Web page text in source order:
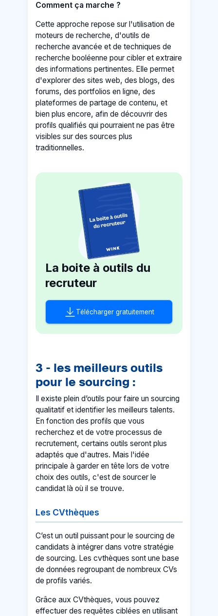
Comment ça marche ?
Cette approche repose sur l'utilisation de
moteurs de recherche, d'outils de
recherche avancée et de techniques de
recherche booléenne pour cibler et extraire
des informations pertinentes. Elle permet
d'explorer des sites web, des blogs, des
forums, des portfolios en ligne, des
plateformes de partage de contenu, et
bien plus encore, afin de découvrir des
profils qualifiés qui pourraient ne pas être
visibles sur des sources plus
traditionnelles.
La boite à outils du
recruteur
Télécharger gratuitement
3 - les meilleurs outils
pour le sourcing :
Il existe plein d’outils pour faire un sourcing
qualitatif et identifier les meilleurs talents.
En fonction des profils que vous
recherchez et de votre processus de
recrutement, certains outils seront plus
adaptés que d'autres. Mais l'idée
principale à garder en tête lors de votre
choix des outils, c'est de sourcer le
candidat là où il se trouve.
Les CVthèques
C’est un outil puissant pour le sourcing de
candidats à intégrer dans votre stratégie
de sourcing. Les cvthèques sont une base
de données regroupant de nombreux CVs
de profils variés.
Grâce aux CVthèques, vous pouvez
effectuer des requêtes ciblées en utilisant